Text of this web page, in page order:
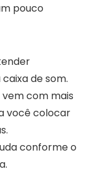
pouco
de som.
com mais
você colocar
conforme o